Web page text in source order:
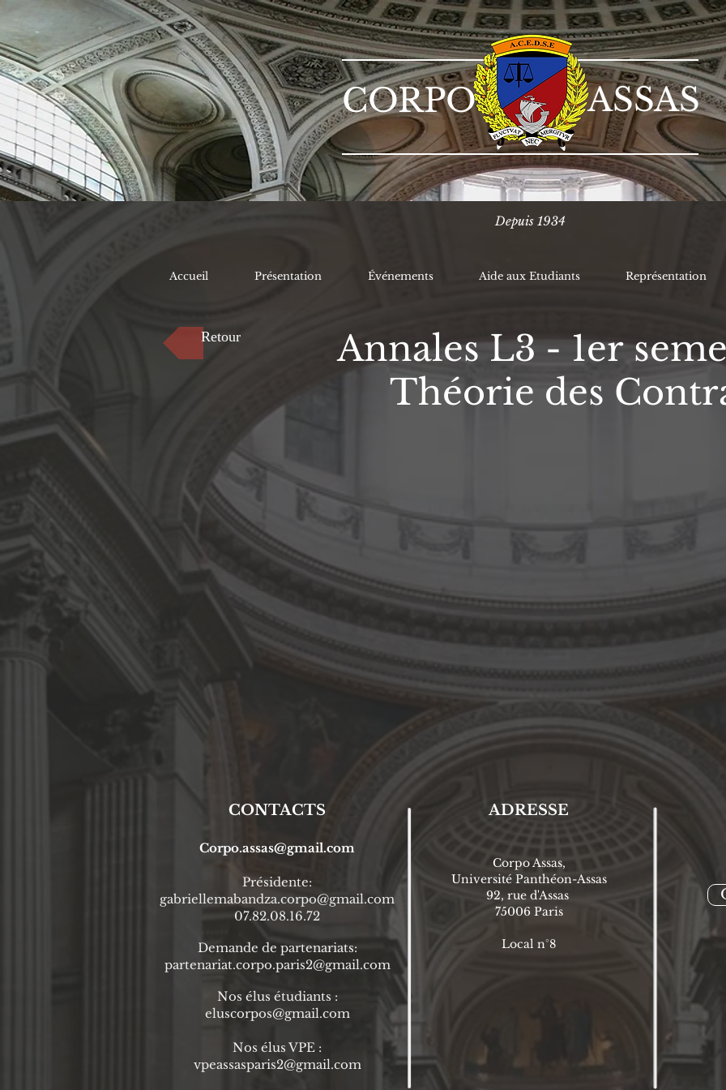
ASSAS
CORPO
Depuis 1934
Accueil Présentation Événements Aide aux Etudiants Représentation
Retour
Annales L3 - 1er
Théorie des
CONTACTS
Corpo.assas@gmail.com
Présidente:
gabriellemabandza.corpo@gmail.com
07.82.08.16.72
Demande de partenariats:
partenariat.corpo.paris2@gmail.com
Nos élus étudiants :
eluscorpos@gmail.com
Nos élus VPE :
vpeassasparis2@gmail.com
ADRESSE
Corpo Assas,
Université Panthéon-Assas
92, rue d'Assas
75006 Paris
Local n°8